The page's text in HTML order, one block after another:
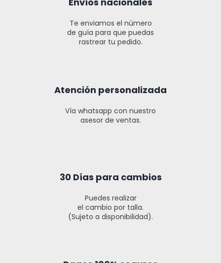
Te enviamos el número
de guía para que puedas
rastrear tu pedido.
Atención personalizada
Vía whatsapp con nuestro
asesor de ventas.
30 Días para cambios
Puedes realizar
el cambio por talla.
(Sujeto a disponibilidad).